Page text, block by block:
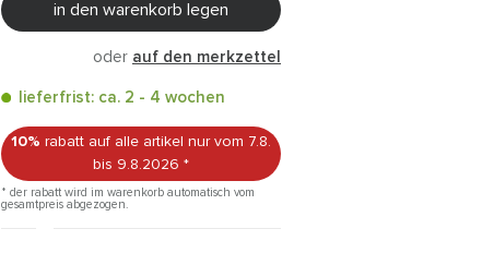
in den warenkorb legen
oder auf den merkzettel
lieferfrist: ca. 2 - 4 wochen
10% rabatt auf alle artikel nur vom 7.8.
bis 9.8.2026 *
* der rabatt wird im warenkorb automatisch vom
gesamtpreis abgezogen.